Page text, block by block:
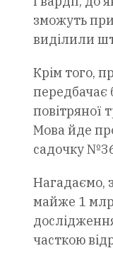
зможуть
виділили
Крім того,
передбачає
повітряної
Мова йде
садочку
Нагадаємо,
майже 1
часткою